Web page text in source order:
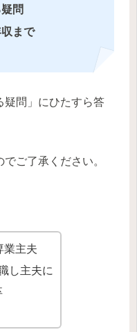
問
まで
疑問」にひたすら答
ご了承ください。
業主夫
し主夫に